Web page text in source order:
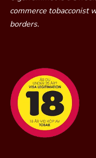
commerce tobacconist
borders.